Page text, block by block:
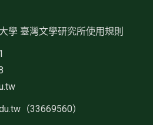
學 臺灣文學研究所使用規則
（33669560）